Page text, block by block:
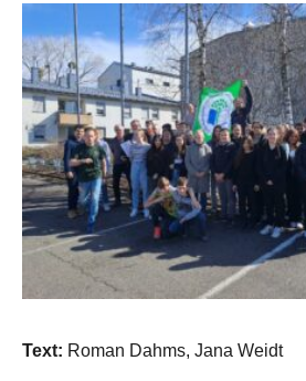
Text: Roman Dahms, Jana Weidt